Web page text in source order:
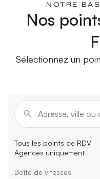
NOTRE
Nos
Sélectionnez un
Tous les points de RDV
Agences uniquement
Boîte de vitesses